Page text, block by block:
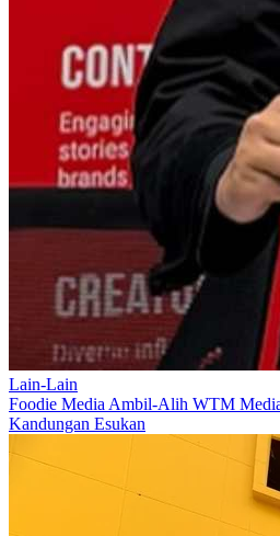
Lain-Lain
Foodie Media Ambil-Alih WTM
Kandungan Esukan